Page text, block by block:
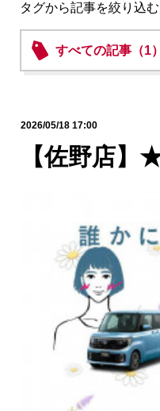
タグから記事を絞り込む
すべての記事（1）
2026/05/18 17:00
【佐野店